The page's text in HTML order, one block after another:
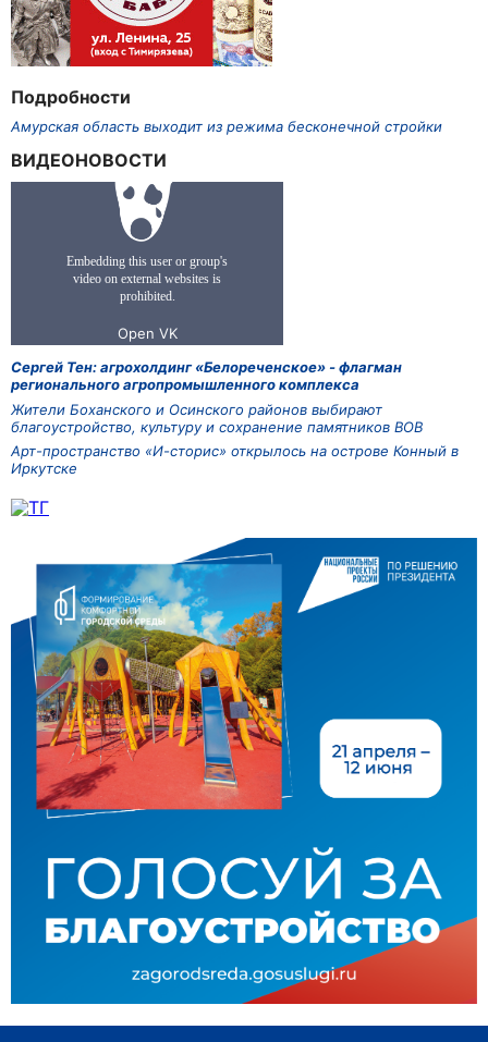
Подробности
Амурская область выходит из режима бесконечной стройки
ВИДЕОНОВОСТИ
Сергей Тен: агрохолдинг «Белореченское» - флагман
регионального агропромышленного комплекса
Жители Боханского и Осинского районов выбирают
благоустройство, культуру и сохранение памятников ВОВ
Арт-пространство «И-сторис» открылось на острове Конный в
Иркутске